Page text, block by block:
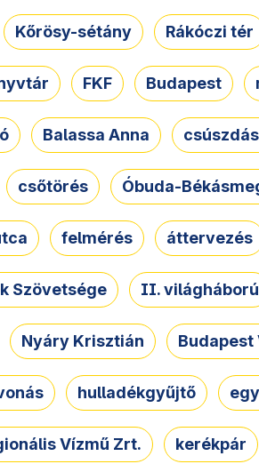
Kőrösy-sétány Rákóczi tér
FKF Budapest
Balassa Anna
csőtörés Óbuda-
felmérés áttervezés
Szövetsége II. világháború
Nyáry Krisztián Budapest
hulladékgyűjtő
Vízmű Zrt. kerékpár